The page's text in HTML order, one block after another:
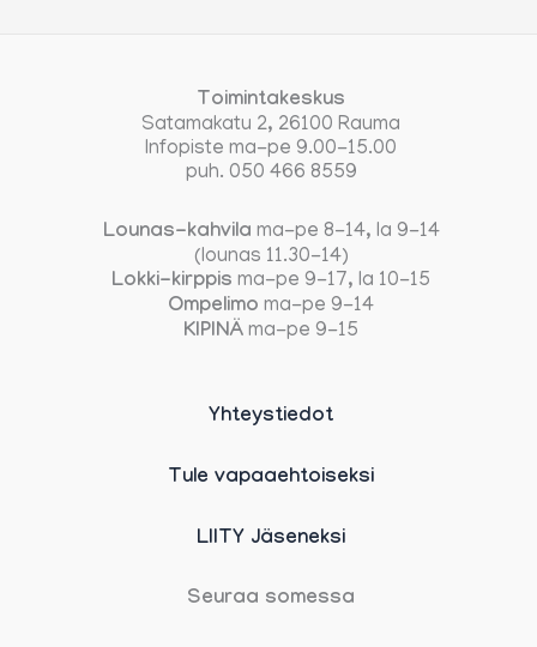
Toimintakeskus
Satamakatu 2, 26100 Rauma
Infopiste ma-pe 9.00-15.00
puh. 050 466 8559
Lounas-kahvila ma-pe 8-14, la 9-14
(lounas 11.30-14)
Lokki-kirppis ma-pe 9-17, la 10-15
Ompelimo ma-pe 9-14
KIPINÄ ma-pe 9-15
Yhteystiedot
Tule vapaaehtoiseksi
LIITY Jäseneksi
Seuraa somessa